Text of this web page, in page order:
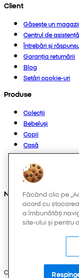
Client
Găsește un
Centrul de asistență
Întrebări și
Garanția returnării
Blog
Setări cookie-uri
Produse
Colecții
Bebeluși
Copii
Casă
Femei
Bărbați
Altele
Ne găsești și pe:
Copyright © 2026 Pepco.
Făcând clic pe
acord cu
a îmbunătăți
site-ului și pentru